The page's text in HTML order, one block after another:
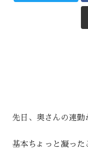
先日、奥さんの連
基本ちょっと凝った